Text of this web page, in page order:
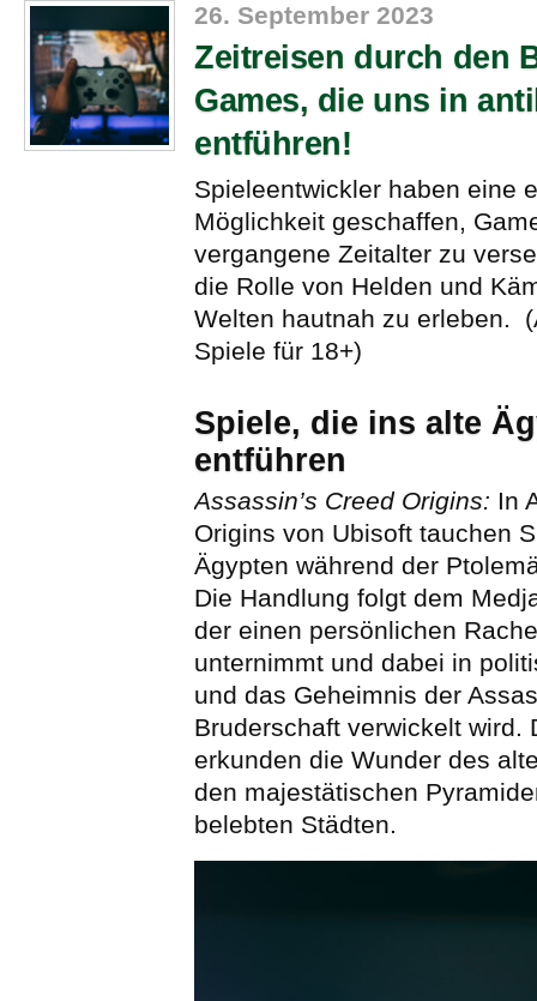
26. September 2023
Zeitreisen durch den
Games, die uns in
entführen!
Spieleentwickler haben eine
Möglichkeit geschaffen,
vergangene Zeitalter zu
die Rolle von Helden und
Welten hautnah zu erleben.
Spiele für 18+)
Spiele, die ins alte
entführen
Assassin’s Creed Origins: In
Origins von Ubisoft tauchen
Ägypten während der
Die Handlung folgt dem
der einen persönlichen
unternimmt und dabei in
und das Geheimnis der
Bruderschaft verwickelt wird.
erkunden die Wunder des
den majestätischen
belebten Städten.